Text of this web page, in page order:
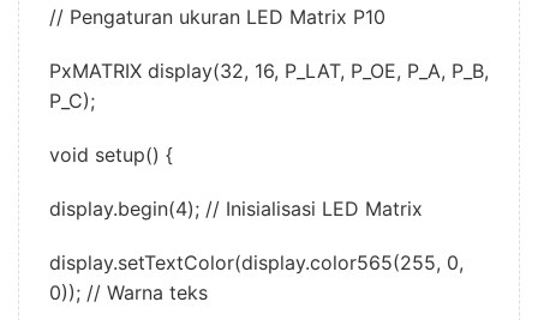
// Pengaturan ukuran LED Matrix P10
PxMATRIX display(32, 16, P_LAT, P_OE, P_A, P_B,
P_C);
void setup() {
display.begin(4); // Inisialisasi LED Matrix
display.setTextColor(display.color565(255, 0,
0)); // Warna teks